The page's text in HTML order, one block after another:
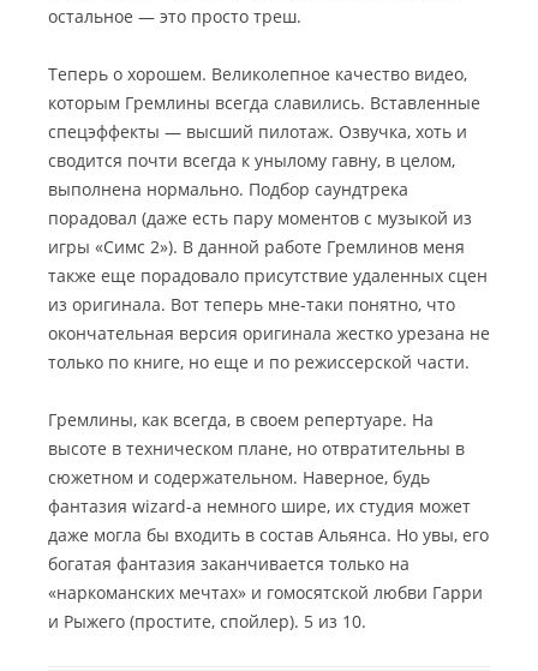
остальное — это просто треш.
Теперь о хорошем. Великолепное качество видео,
которым Гремлины всегда славились. Вставленные
спецэффекты — высший пилотаж. Озвучка, хоть и
сводится почти всегда к унылому гавну, в целом,
выполнена нормально. Подбор саундтрека
порадовал (даже есть пару моментов с музыкой из
игры «Симс 2»). В данной работе Гремлинов меня
также еще порадовало присутствие удаленных сцен
из оригинала. Вот теперь мне-таки понятно, что
окончательная версия оригинала жестко урезана не
только по книге, но еще и по режиссерской части.
Гремлины, как всегда, в своем репертуаре. На
высоте в техническом плане, но отвратительны в
сюжетном и содержательном. Наверное, будь
фантазия wizard-а немного шире, их студия может
даже могла бы входить в состав Альянса. Но увы, его
богатая фантазия заканчивается только на
«наркоманских мечтах» и гомосятской любви Гарри
и Рыжего (простите, спойлер). 5 из 10.